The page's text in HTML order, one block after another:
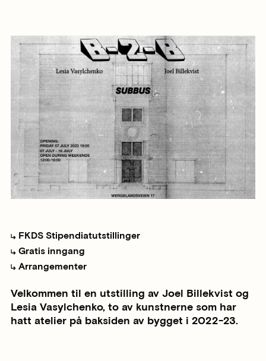
FKDS Stipendiatutstillinger
Gratis inngang
Arrangementer
Velkommen til en utstilling av Joel Billekvist og
Lesia Vasylchenko, to av kunstnerne som har
hatt atelier på baksiden av bygget i 2022-23.